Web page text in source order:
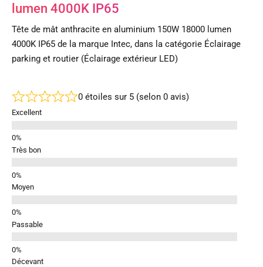
lumen 4000K IP65
Tête de mât anthracite en aluminium 150W 18000 lumen
4000K IP65 de la marque Intec, dans la catégorie Éclairage
parking et routier (Éclairage extérieur LED)
0 étoiles sur 5 (selon 0 avis)
Excellent
Très bon
Moyen
Passable
Décevant